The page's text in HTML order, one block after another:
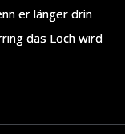
er länger drin
das Loch wird